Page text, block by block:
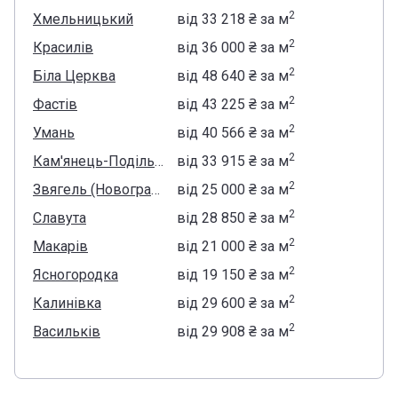
Хмельницький від ‍33 218 ₴за м2
Красилів від ‍36 000 ₴за м2
Біла Церква від ‍48 640 ₴за м2
Фастів від ‍43 225 ₴за м2
Умань від ‍40 566 ₴за м2
Кам'янець-Подільський від ‍33 915 ₴за м2
Звягель (Новоград-Волинський) від ‍25 000 ₴за м2
Славута від ‍28 850 ₴за м2
Макарів від ‍21 000 ₴за м2
Ясногородка від ‍19 150 ₴за м2
Калинівка від ‍29 600 ₴за м2
Васильків від ‍29 908 ₴за м2